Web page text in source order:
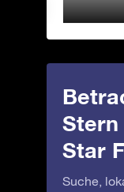
Stern
Star
Suche,